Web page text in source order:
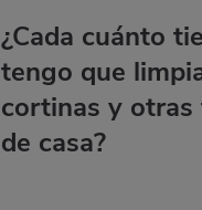
¿Cada cuánto
tengo que
cortinas y otras
de casa?